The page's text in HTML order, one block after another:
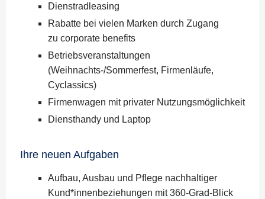
Dienstradleasing
Rabatte bei vielen Marken durch Zugang
zu corporate benefits
Betriebsveranstaltungen
(Weihnachts-/Sommerfest, Firmenläufe,
Cyclassics)
Firmenwagen mit privater Nutzungsmöglichkeit
Diensthandy und Laptop
Ihre neuen Aufgaben
Aufbau, Ausbau und Pflege nachhaltiger
Kund*innenbeziehungen mit 360-Grad-Blick